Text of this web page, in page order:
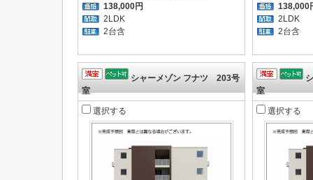
138,000円
2LDK
2台含
138,000
2LDK
2台
シャーメゾン フナツ 203号
室
選択する
室
選択する